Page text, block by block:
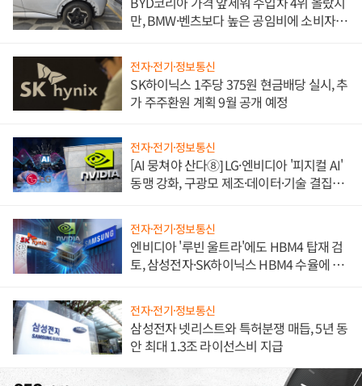
만, BMW·벤츠보다 높은 공임비에 소비자
전자·전기·정보통신
SK하이닉스 1주당 375원 현금배당 실시, 추
가 주주환원 계획 9월 공개 예정
전자·전기·정보통신
[AI 뭉쳐야 산다⑧] LG·엔비디아 '피지컬 AI'
동맹 강화, 구광모 제조·데이터·기술 결집
전자·전기·정보통신
엔비디아 '루빈 울트라'에도 HBM4 탑재 검
토, 삼성전자·SK하이닉스 HBM4 수율에 주
전자·전기·정보통신
삼성전자 넷리스트와 특허분쟁 매듭, 5년 동
안 최대 1.3조 라이선스비 지급